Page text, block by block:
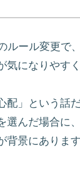
ルール変更で
になりやす
配」という話
選んだ場合に
景にあります